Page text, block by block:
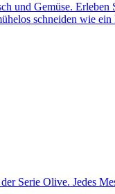
und Gemüse.
schneiden wie
Serie Olive. Jedes